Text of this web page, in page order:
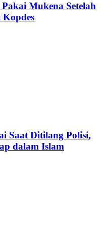
Mukena Setelah
Saat Ditilang Polisi,
dalam Islam